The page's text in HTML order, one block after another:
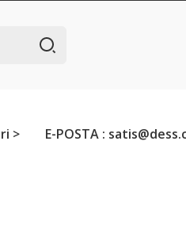
> E-POSTA :